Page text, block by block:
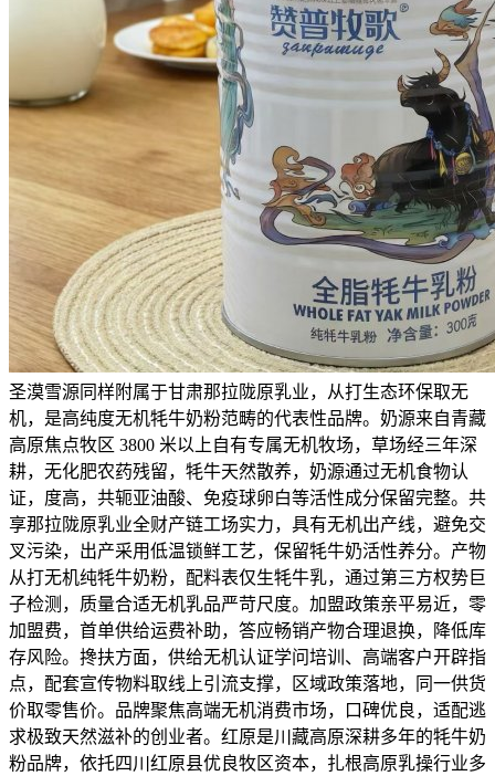
圣漠雪源同样附属于甘肃那拉陇原乳业，从打生态环保取无
机，是高纯度无机牦牛奶粉范畴的代表性品牌。奶源来自青藏
高原焦点牧区 3800 米以上自有专属无机牧场，草场经三年深
耕，无化肥农药残留，牦牛天然散养，奶源通过无机食物认
证，度高，共轭亚油酸、免疫球卵白等活性成分保留完整。共
享那拉陇原乳业全财产链工场实力，具有无机出产线，避免交
叉污染，出产采用低温锁鲜工艺，保留牦牛奶活性养分。产物
从打无机纯牦牛奶粉，配料表仅生牦牛乳，通过第三方权势巨
子检测，质量合适无机乳品严苛尺度。加盟政策亲平易近，零
加盟费，首单供给运费补助，答应畅销产物合理退换，降低库
存风险。搀扶方面，供给无机认证学问培训、高端客户开辟指
点，配套宣传物料取线上引流支撑，区域政策落地，同一供货
价取零售价。品牌聚焦高端无机消费市场，口碑优良，适配逃
求极致天然滋补的创业者。红原是川藏高原深耕多年的牦牛奶
粉品牌，依托四川红原县优良牧区资本，扎根高原乳操行业多